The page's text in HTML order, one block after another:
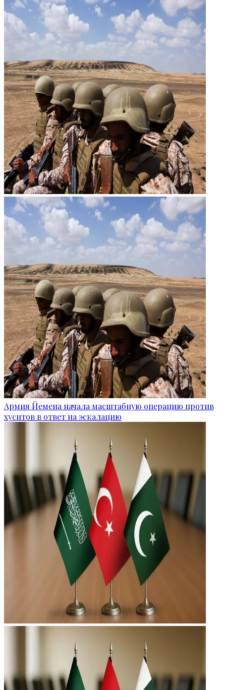
Армия Йемена начала масштабную операцию против
хуситов в ответ на эскалацию